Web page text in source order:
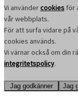
Vi användercookies för
vår webbplats.
För att surfa vidare på
cookies används.
Vi värnar också om din
integritetspolicy.
Jag godkänner Jag